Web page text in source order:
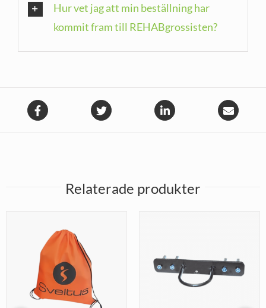
Hur vet jag att min beställning har
kommit fram till REHABgrossisten?
Relaterade produkter